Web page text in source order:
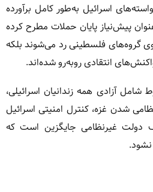
اسرائیل به‌طور کامل برآورده
پیش‌نیاز پایان حملات مطرح کرده
گروه‌های فلسطینی رد می‌شوند بلکه
انتقادی روبه‌رو شده‌اند.
شامل آزادی همه زندانیان اسرائیلی،
شدن غزه، کنترل امنیتی اسرائیل
دولت غیرنظامی جایگزین است که